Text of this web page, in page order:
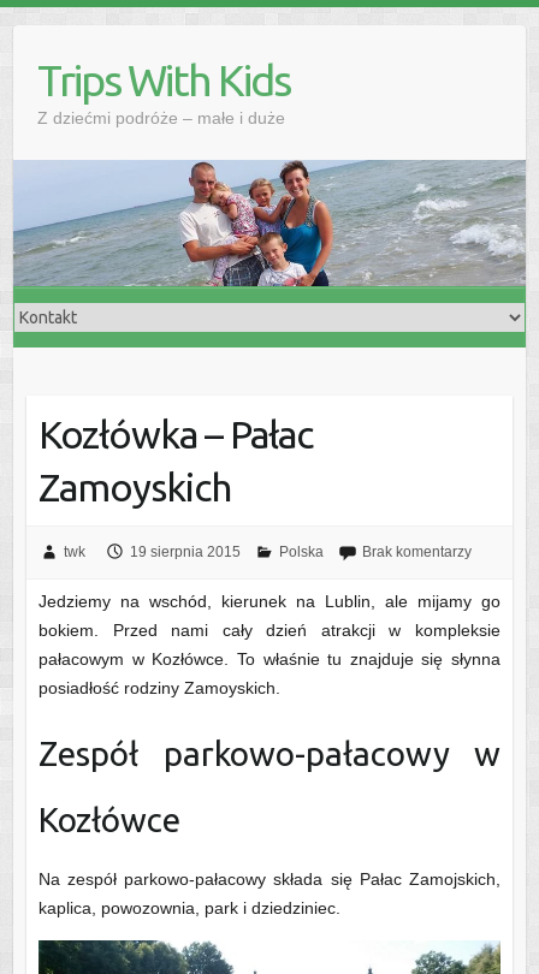
Trips With Kids
Z dziećmi podróże – małe i duże
Kozłówka – Pałac
Zamoyskich
twk 19 sierpnia 2015 Polska Brak komentarzy
Jedziemy na wschód, kierunek na Lublin, ale mijamy go
bokiem. Przed nami cały dzień atrakcji w kompleksie
pałacowym w Kozłówce. To właśnie tu znajduje się słynna
posiadłość rodziny Zamoyskich.
Zespół parkowo-pałacowy w
Kozłówce
Na zespół parkowo-pałacowy składa się Pałac Zamojskich,
kaplica, powozownia, park i dziedziniec.